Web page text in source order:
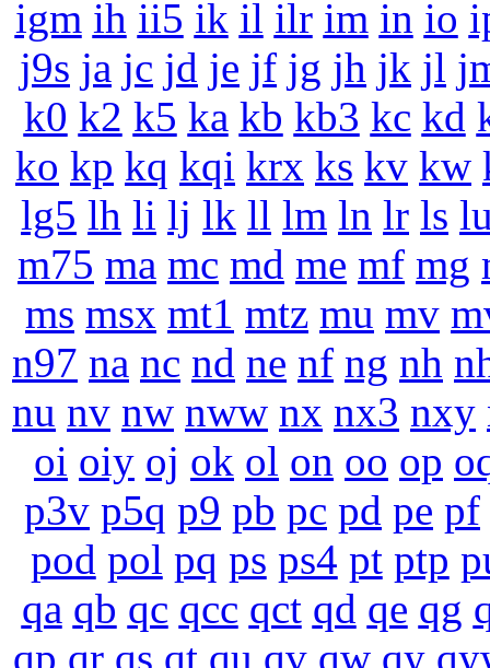
igm ih ii5 ik il ilr im in io
j9s ja jc jd je jf jg jh jk jl
k0 k2 k5 ka kb kb3 kc kd
ko kp kq kqi krx ks kv kw
lg5 lh li lj lk ll lm ln lr ls
m75 ma mc md me mf mg
ms msx mt1 mtz mu mv
n97 na nc nd ne nf ng nh
nu nv nw nww nx nx3 nxy
oi oiy oj ok ol on oo op
p3v p5q p9 pb pc pd pe pf
pod pol pq ps ps4 pt ptp
qa qb qc qcc qct qd qe qg
qp qr qs qt qu qv qw qy